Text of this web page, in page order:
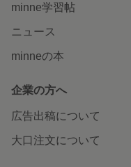
minne学習帖
ニュース
minneの本
企業の方へ
広告出稿について
大口注文について